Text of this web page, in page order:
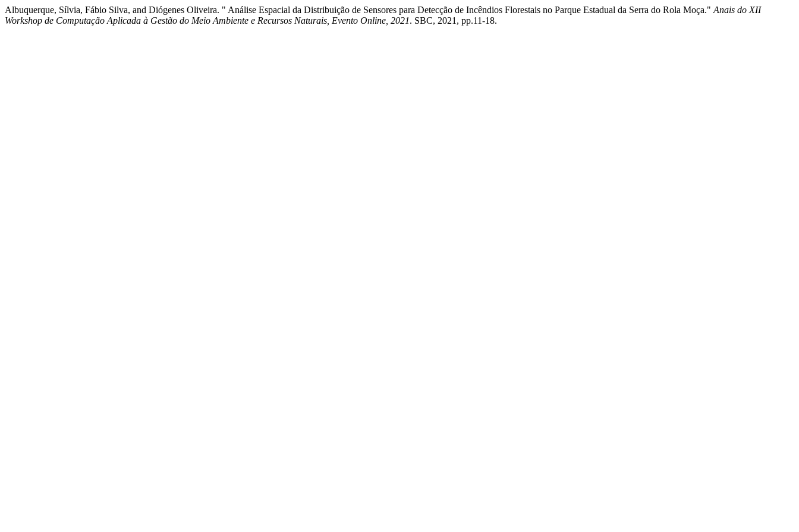
Albuquerque, Sílvia, Fábio Silva, and Diógenes Oliveira. " Análise Espacial da Distribuição de Sensores para Detecção de Incêndios Florestais no Parque Estadual da Serra do Rola Moça." Anais do XII
Workshop de Computação Aplicada à Gestão do Meio Ambiente e Recursos Naturais, Evento Online, 2021. SBC, 2021, pp.11-18.